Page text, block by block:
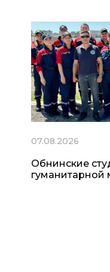
07.08.2026
Обнинские
гуманитарной